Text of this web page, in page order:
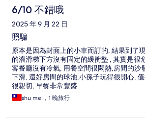
論
6/10 不錯哦
2025 年 9 月 22 日
照騙
原本是因為封面上的小車而訂的, 結果到了
的溜滑梯下方沒有固定的緩衝墊 , 其實是很
客餐廳沒有冷氣, 用餐空間很悶熱,房間的沙
下滑, 還好房間的球池,小孫子玩得很開心,
很親切, 早餐非常豐盛
shu mei，1 晚旅行